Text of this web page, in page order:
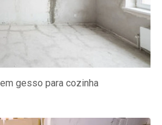
gesso para cozinha